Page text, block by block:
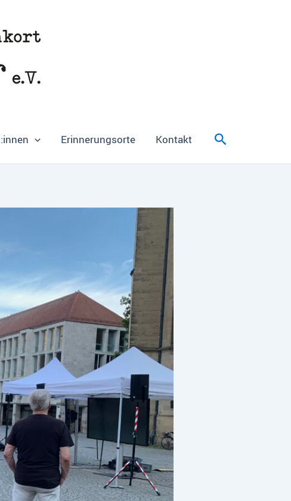
Erinnerungsorte Kontakt Suchen